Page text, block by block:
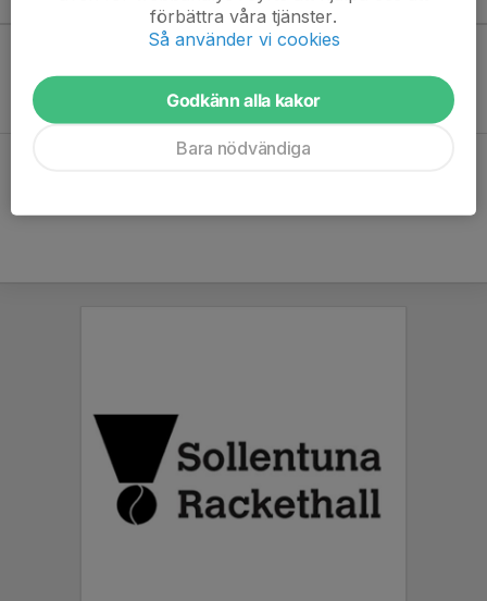
Inga aktiviteter inbokade
förbättra våra tjänster.
Så använder vi cookies
Godkänn alla kakor
Bara nödvändiga